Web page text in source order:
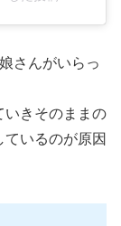
さんがいらっ
いきそのままの
いるのが原因